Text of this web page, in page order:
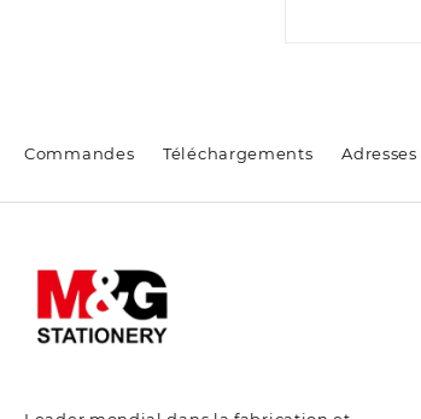
Commandes Téléchargements Adresses